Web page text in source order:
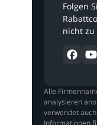
Folgen
nicht zu
Alle
analysieren
verwendet
Informationen